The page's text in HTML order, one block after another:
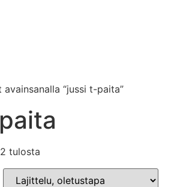
“jussi t-paita”
tulosta